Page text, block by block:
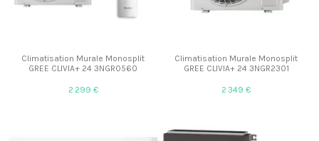
Climatisation Murale Monosplit
GREE CLIVIA+ 24 3NGR0560
2 299 €
Climatisation Murale Monosplit
GREE CLIVIA+ 24 3NGR2301
2 349 €